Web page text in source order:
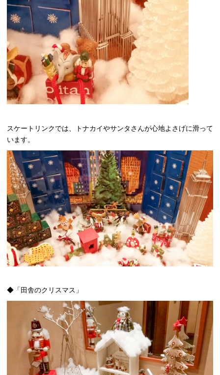
スケートリンクでは、トナカイやサンタさんが心地よさげに滑って
います。
◆「田舎のクリスマス」